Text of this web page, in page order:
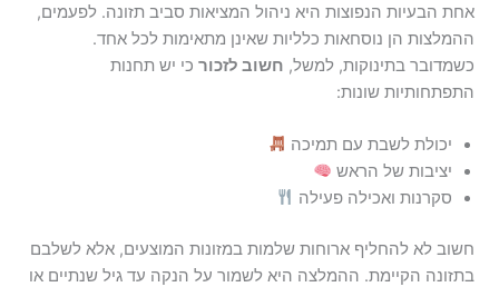
אחת הבעיות הנפוצות היא ניהול המציאות סביב תזונה. לפעמים,
ההמלצות הן נוסחאות כלליות שאינן מתאימות לכל אחד.
כשמדובר בתינוקות, למשל, חשוב לזכור כי יש תחנות
התפתחותיות שונות:
יכולת לשבת עם תמיכה
יציבות של הראש
סקרנות ואכילה פעילה
חשוב לא להחליף ארוחות שלמות במזונות המוצעים, אלא לשלבם
בתזונה הקיימת. ההמלצה היא לשמור על הנקה עד גיל שנתיים או